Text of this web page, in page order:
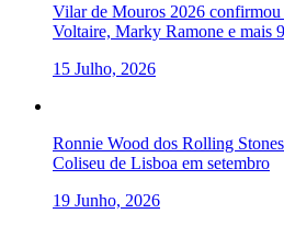
Vilar de Mouros 2026
Voltaire, Marky Ramone e mais
15 Julho, 2026
Ronnie Wood dos Rolling
Coliseu de Lisboa em setembro
19 Junho, 2026